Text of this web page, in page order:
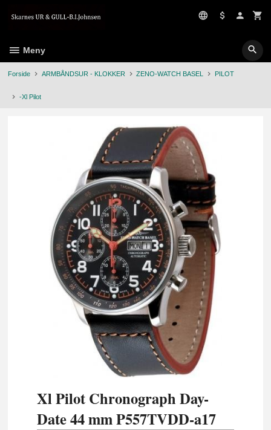
Meny
Forside ARMBÅNDSUR - KLOKKER ZENO-WATCH BASEL PILOT
-Xl Pilot
Xl Pilot Chronograph Day-
Date 44 mm P557TVDD-a17